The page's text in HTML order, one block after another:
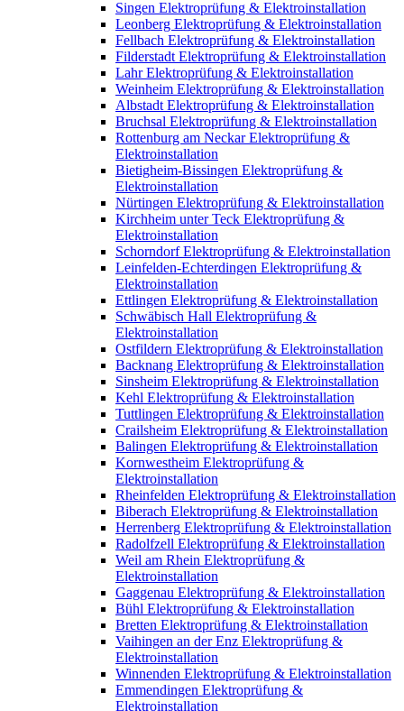
Singen Elektroprüfung & Elektroinstallation
Leonberg Elektroprüfung & Elektroinstallation
Fellbach Elektroprüfung & Elektroinstallation
Filderstadt Elektroprüfung & Elektroinstallation
Lahr Elektroprüfung & Elektroinstallation
Weinheim Elektroprüfung & Elektroinstallation
Albstadt Elektroprüfung & Elektroinstallation
Bruchsal Elektroprüfung & Elektroinstallation
Rottenburg am Neckar Elektroprüfung &
Elektroinstallation
Bietigheim-Bissingen Elektroprüfung &
Elektroinstallation
Nürtingen Elektroprüfung & Elektroinstallation
Kirchheim unter Teck Elektroprüfung &
Elektroinstallation
Schorndorf Elektroprüfung & Elektroinstallation
Leinfelden-Echterdingen Elektroprüfung &
Elektroinstallation
Ettlingen Elektroprüfung & Elektroinstallation
Schwäbisch Hall Elektroprüfung &
Elektroinstallation
Ostfildern Elektroprüfung & Elektroinstallation
Backnang Elektroprüfung & Elektroinstallation
Sinsheim Elektroprüfung & Elektroinstallation
Kehl Elektroprüfung & Elektroinstallation
Tuttlingen Elektroprüfung & Elektroinstallation
Crailsheim Elektroprüfung & Elektroinstallation
Balingen Elektroprüfung & Elektroinstallation
Kornwestheim Elektroprüfung &
Elektroinstallation
Rheinfelden Elektroprüfung & Elektroinstallation
Biberach Elektroprüfung & Elektroinstallation
Herrenberg Elektroprüfung & Elektroinstallation
Radolfzell Elektroprüfung & Elektroinstallation
Weil am Rhein Elektroprüfung &
Elektroinstallation
Gaggenau Elektroprüfung & Elektroinstallation
Bühl Elektroprüfung & Elektroinstallation
Bretten Elektroprüfung & Elektroinstallation
Vaihingen an der Enz Elektroprüfung &
Elektroinstallation
Winnenden Elektroprüfung & Elektroinstallation
Emmendingen Elektroprüfung &
Elektroinstallation